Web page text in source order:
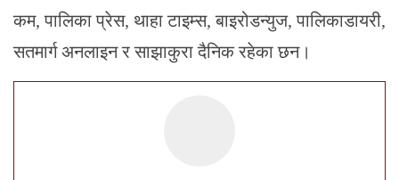
कम, पालिका प्रेस, थाहा टाइम्स, बाइरोडन्युज, पालिकाडायरी,
सतमार्ग अनलाइन र साझाकुरा दैनिक रहेका छन।